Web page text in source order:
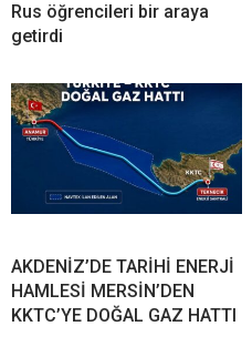
Rus öğrencileri bir araya
getirdi
AKDENİZ’DE TARİHİ ENERJİ
HAMLESİ MERSİN’DEN
KKTC’YE DOĞAL GAZ HATTI